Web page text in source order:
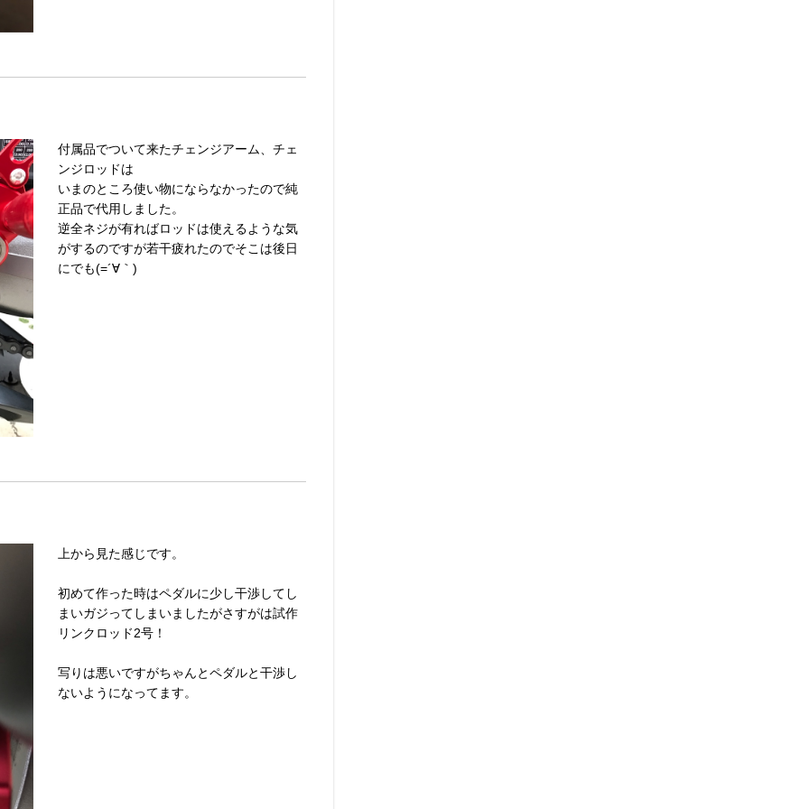
付属品でついて来たチェンジアーム、チェ
ンジロッドは
いまのところ使い物にならなかったので純
正品で代用しました。
逆全ネジが有ればロッドは使えるような気
がするのですが若干疲れたのでそこは後日
にでも(=´∀｀)
上から見た感じです。
初めて作った時はペダルに少し干渉してし
まいガジってしまいましたがさすがは試作
リンクロッド2号！
写りは悪いですがちゃんとペダルと干渉し
ないようになってます。